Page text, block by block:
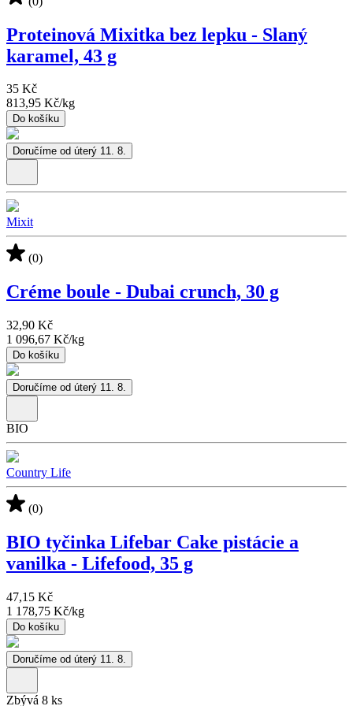
Proteinová Mixitka bez lepku - Slaný
karamel, 43 g
35 Kč
813,95 Kč/kg
Do košíku
Doručíme od úterý 11. 8.
Mixit
(0)
Créme boule - Dubai crunch, 30 g
32,90 Kč
1 096,67 Kč/kg
Do košíku
Doručíme od úterý 11. 8.
BIO
Country Life
(0)
BIO tyčinka Lifebar Cake pistácie a
vanilka - Lifefood, 35 g
47,15 Kč
1 178,75 Kč/kg
Do košíku
Doručíme od úterý 11. 8.
Zbývá 8 ks